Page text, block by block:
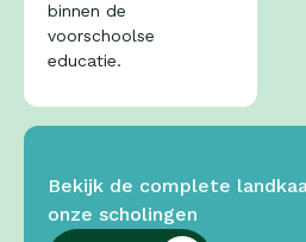
binnen de
voorschoolse
educatie.
Bekijk de complete
onze scholingen